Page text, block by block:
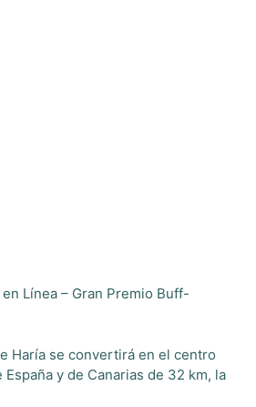
Línea – Gran Premio Buff-
Haría se convertirá en el centro
y de Canarias de 32 km, la